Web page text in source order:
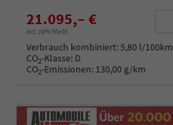
21.095,– €
incl. 19% MwSt.
Verbrauch kombiniert:5,80 l/100km
CO2-Klasse: D
CO2-Emissionen: 130,00 g/km